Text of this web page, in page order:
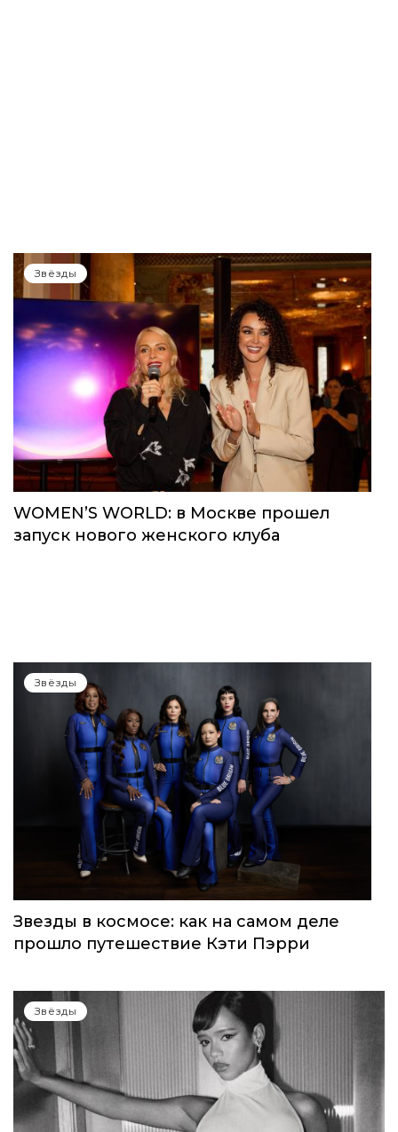
Звёзды
WOMEN’S WORLD: в Москве прошел
запуск нового женского клуба
Звёзды
Звезды в космосе: как на самом деле
прошло путешествие Кэти Пэрри
Звёзды